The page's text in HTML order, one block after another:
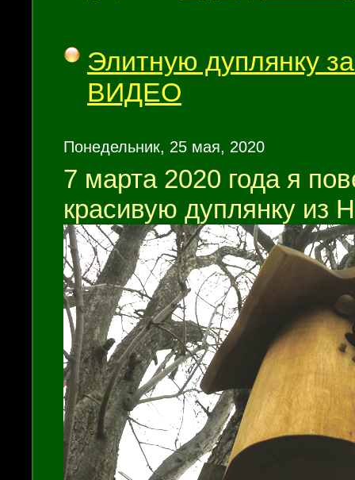
Элитную дуплянку
ВИДЕО
Понедельник, 25 мая, 2020
7 марта 2020 года я
красивую дуплянку из